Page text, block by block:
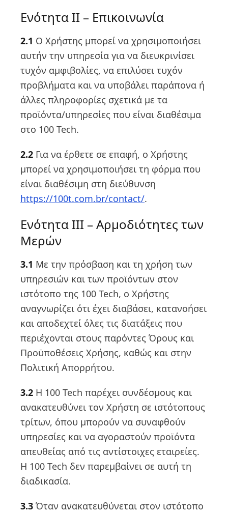
Ενότητα II – Επικοινωνία
2.1 Ο Χρήστης μπορεί να χρησιμοποιήσει
αυτήν την υπηρεσία για να διευκρινίσει
τυχόν αμφιβολίες, να επιλύσει τυχόν
προβλήματα και να υποβάλει παράπονα ή
άλλες πληροφορίες σχετικά με τα
προϊόντα/υπηρεσίες που είναι διαθέσιμα
στο 100 Tech.
2.2 Για να έρθετε σε επαφή, ο Χρήστης
μπορεί να χρησιμοποιήσει τη φόρμα που
είναι διαθέσιμη στη διεύθυνση
https://100t.com.br/contact/.
Ενότητα III – Αρμοδιότητες των
Μερών
3.1 Με την πρόσβαση και τη χρήση των
υπηρεσιών και των προϊόντων στον
ιστότοπο της 100 Tech, ο Χρήστης
αναγνωρίζει ότι έχει διαβάσει, κατανοήσει
και αποδεχτεί όλες τις διατάξεις που
περιέχονται στους παρόντες Όρους και
Προϋποθέσεις Χρήσης, καθώς και στην
Πολιτική Απορρήτου.
3.2 Η 100 Tech παρέχει συνδέσμους και
ανακατευθύνει τον Χρήστη σε ιστότοπους
τρίτων, όπου μπορούν να συναφθούν
υπηρεσίες και να αγοραστούν προϊόντα
απευθείας από τις αντίστοιχες εταιρείες.
Η 100 Tech δεν παρεμβαίνει σε αυτή τη
διαδικασία.
3.3 Όταν ανακατευθύνεται στον ιστότοπο